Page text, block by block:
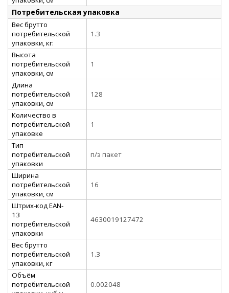
Потребительская упаковка
Вес брутто
потребительской
упаковки, кг:
1.3
Высота
потребительской
упаковки, см
1
Длина
потребительской
упаковки, см
128
Количество в
потребительской
упаковке
1
Тип
потребительской
упаковки
п/э пакет
Ширина
потребительской
упаковки, см
16
Штрих-код EAN-
13
потребительской
упаковки
4630019127472
Вес брутто
потребительской
упаковки, кг
1.3
Объём
потребительской
0.002048